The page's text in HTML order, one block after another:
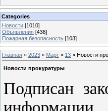
Categories
Новости [1010]
Объявления [438]
Пожарная безопасность [103]
Главная » 2023 » Март » 13 » Новости
Новости прокуратуры
Подписан
информации